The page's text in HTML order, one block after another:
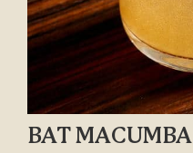
BAT MACUMBA